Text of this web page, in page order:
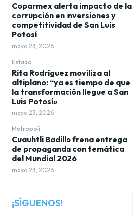
Coparmex alerta impacto de la
corrupción en inversiones y
competitividad de San Luis
Potosí
mayo 23, 2026
Estado
Rita Rodríguez moviliza al
altiplano: “ya es tiempo de que
la transformación llegue a San
Luis Potosí»
mayo 23, 2026
Metropoli
Cuauhtli Badillo frena entrega
de propaganda con temática
del Mundial 2026
mayo 23, 2026
¡SÍGUENOS!